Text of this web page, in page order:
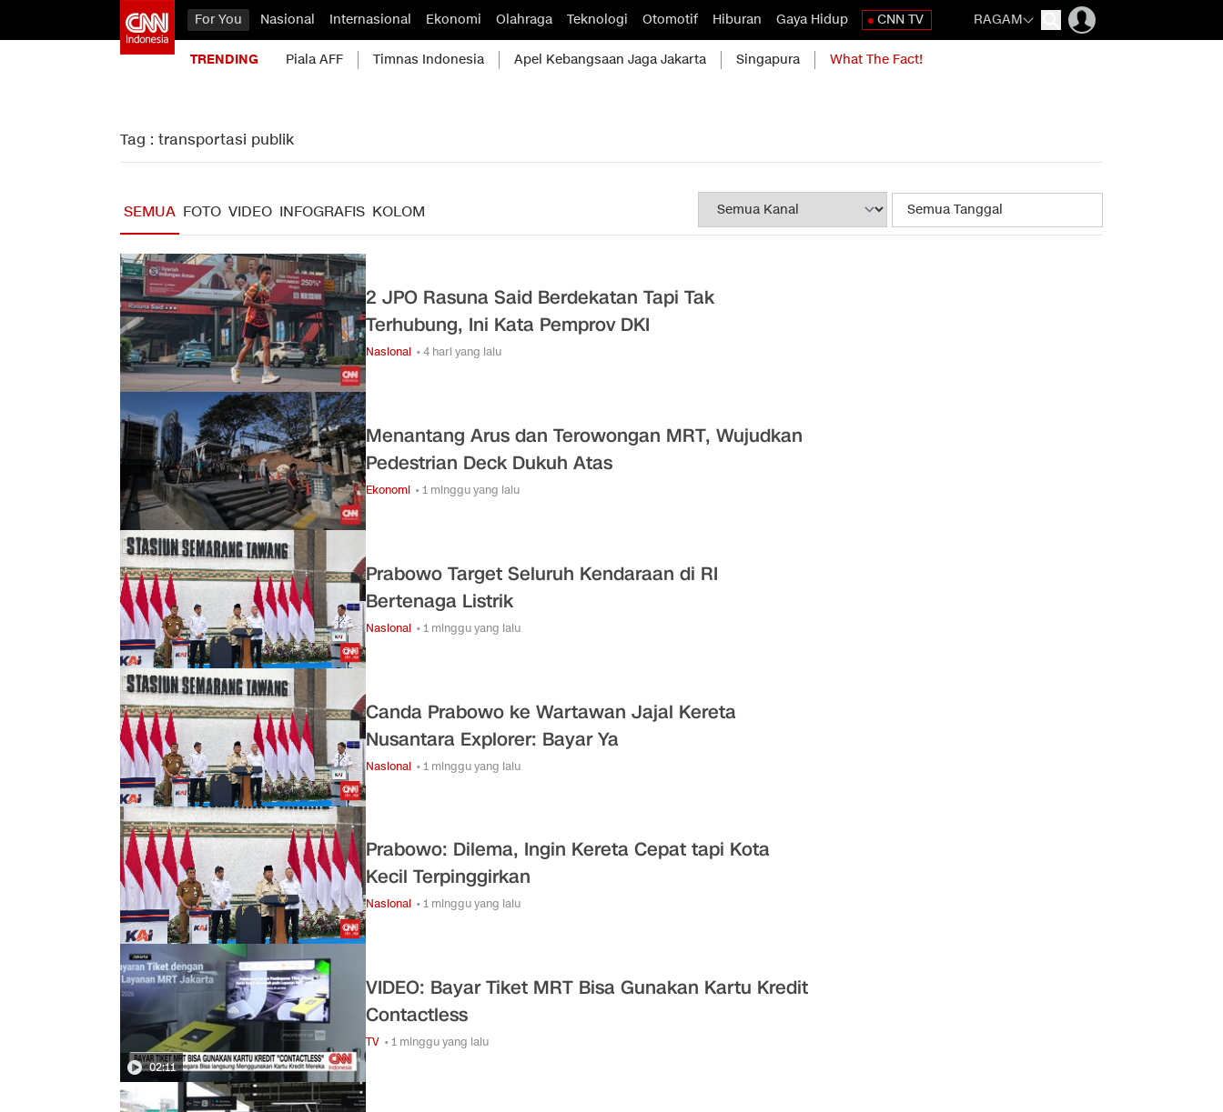
For You Nasional Internasional Ekonomi Olahraga Teknologi Otomotif Hiburan Gaya Hidup CNN TV RAGAM
TRENDING Piala AFF Timnas Indonesia Apel Kebangsaan Jaga Jakarta Singapura What The Fact!
Tag : transportasi publik
SEMUA FOTO VIDEO INFOGRAFIS KOLOM
2 JPO Rasuna Said Berdekatan Tapi Tak
Terhubung, Ini Kata Pemprov DKI
Nasional • 4 hari yang lalu
Menantang Arus dan Terowongan MRT, Wujudkan
Pedestrian Deck Dukuh Atas
Ekonomi • 1 minggu yang lalu
Prabowo Target Seluruh Kendaraan di RI
Bertenaga Listrik
Nasional • 1 minggu yang lalu
Canda Prabowo ke Wartawan Jajal Kereta
Nusantara Explorer: Bayar Ya
Nasional • 1 minggu yang lalu
Prabowo: Dilema, Ingin Kereta Cepat tapi Kota
Kecil Terpinggirkan
Nasional • 1 minggu yang lalu
02:11
VIDEO: Bayar Tiket MRT Bisa Gunakan Kartu Kredit
Contactless
TV • 1 minggu yang lalu